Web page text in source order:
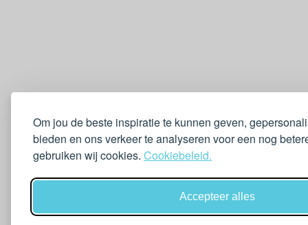
Om jou de beste inspiratie te kunnen geven,
bieden en ons verkeer te analyseren voor een nog
gebruiken wij cookies. Cookiebeleid.
Accepteer alles